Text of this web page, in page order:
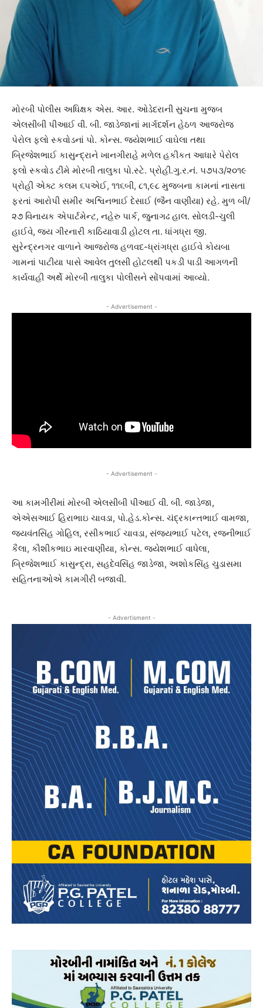
મોરબી પોલીસ અધિક્ષક એસ. આર. ઓડેદરાની સુચના મુજબ
એલસીબી પીઆઈ વી. બી. જાડેજાનાં માર્ગદર્શન હેઠળ આજરોજ
પેરોલ ફ્લો સ્કવોડનાં પો. કોન્સ. જયેશભાઈ વાઘેલા તથા
બ્રિજેશભાઈ કાસુન્દ્રાને ખાનગીરાહે મળેલ હકીકત આધારે પેરોલ
ફલો સ્કવોડ ટીમે મોરબી તાલુકા પો.સ્ટે. પ્રોહી.ગુ.ર.નં. ૫૭૫૩/૨૦૧૯
પ્રોહી એક્ટ કલમ ૬૫એઈ, ૧૧૬બી, ૮૧,૯૮ મુજબના કામનાં નાસતા
ફરતાં આરોપી સમીર અશ્વિનભાઈ દેસાઈ (જૈન વાણીયા) રહે. મુળ બી/
૨૭ વિનાયક એપાર્ટમેન્ટ, નહેરુ પાર્ક, જુનાગઢ હાલ. સોલડી-ચુલી
હાઈવે, જય ગીરનારી કાઠિયાવાડી હોટલ તા. ધાંગધ્રા જી.
સુરેન્દ્રનગર વાળાને આજરોજ હળવદ-ધ્રાંગધ્રા હાઈવે કોયબા
ગામનાં પાટીયા પાસે આવેલ તુલસી હોટલથી પકડી પાડી આગળની
કાર્યવાહી અર્થે મોરબી તાલુકા પોલીસને સોંપવામાં આવ્યો.
- Advertisement -
- Advertisement -
આ કામગીરીમાં મોરબી એલસીબી પીઆઈ વી. બી. જાડેજા,
એએસઆઈ હિરાભાઇ ચાવડા, પો.હેડ.કોન્સ. ચંદ્રકાન્તભાઈ વામજા,
જયવંતસિંહ ગોહિલ, રસીકભાઈ ચાવડા, સંજયભાઈ પટેલ, રજનીભાઈ
કૈલા, કૌશીકભાઇ મારવાણીયા, કોન્સ. જયેશભાઈ વાધેલા,
બ્રિજેશભાઈ કાસુન્દ્રા, સહદેવસિંહ જાડેજા, અશોકસિંહ ચુડાસમા
સહિતનાઓએ કામગીરી બજાવી.
- Advertisment -